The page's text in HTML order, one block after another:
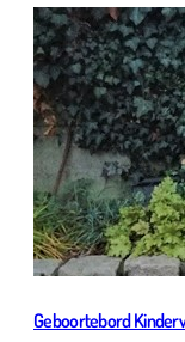
Geboortebord